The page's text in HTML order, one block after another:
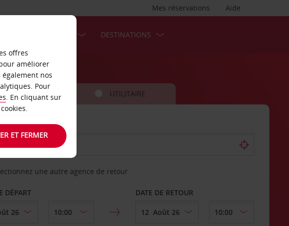
Aide
Mes réservations
DESTINATIONS
VOITURE UTILITAIRE
DE DÉPART
une autre agence de retour
DÉPART DATE DE RETOUR
offres
améliorer
nos
Pour
. En cliquant sur
ET FERMER